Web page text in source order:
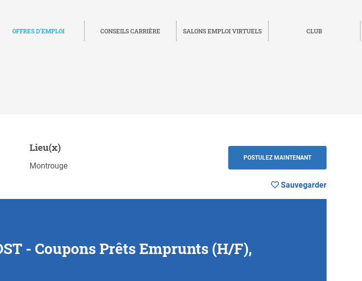
OFFRES D'EMPLOI CONSEILS CARRIÈRE SALONS EMPLOI VIRTUELS CLUB
POSTULEZ MAINTENANT
Lieu(x)
Montrouge
POSTULEZ MAINTENANT
Sauvegarder
- Coupons Prêts Emprunts (H/F),